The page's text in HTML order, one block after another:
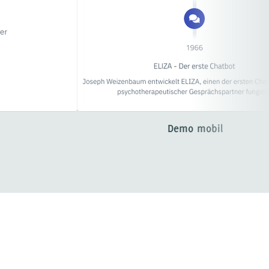
Demo mobil